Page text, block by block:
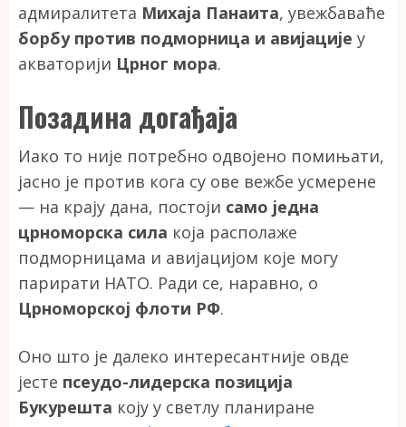
адмиралитета Михаја Панаита, увежбаваће
борбу против подморница и авијације у
акваторији Црног мора.
Позадина догађаја
Иако то није потребно одвојено помињати,
јасно је против кога су ове вежбе усмерене
— на крају дана, постоји само једна
црноморска сила која располаже
подморницама и авијацијом које могу
парирати НАТО. Ради се, наравно, о
Црноморској флоти РФ.
Оно што је далеко интересантније овде
јесте псеудо-лидерска позиција
Букурешта коју у светлу планиране